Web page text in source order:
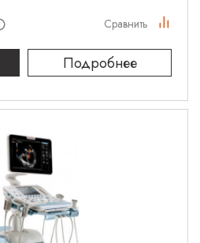
Подробнее
Сравнить